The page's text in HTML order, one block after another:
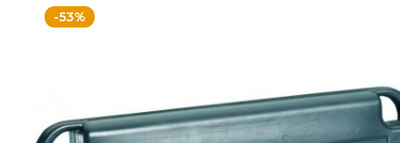
-53%